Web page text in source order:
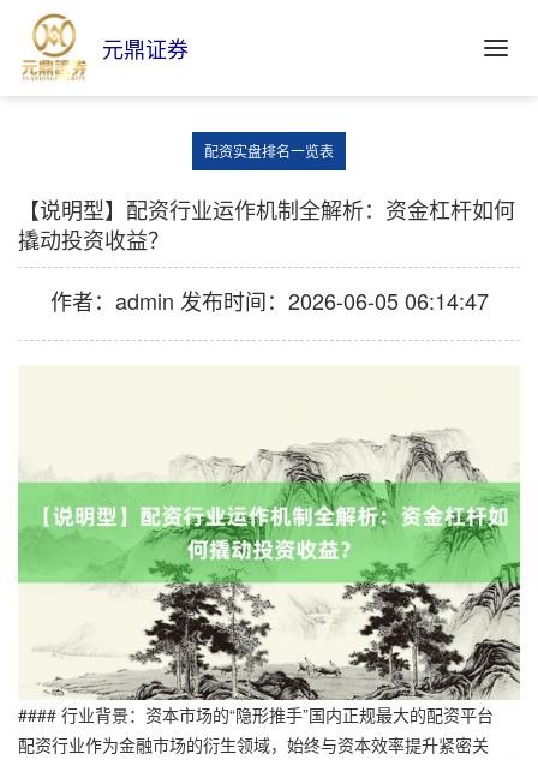
元鼎证券
配资实盘排名一览表
【说明型】配资行业运作机制全解析：资金杠杆如何
撬动投资收益？
作者：admin 发布时间：2026-06-05 06:14:47
#### 行业背景：资本市场的“隐形推手”国内正规最大的配资平台
配资行业作为金融市场的衍生领域，始终与资本效率提升紧密关